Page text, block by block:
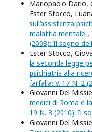
Mariopaolo Dario,
Ester Stocco,
sull’assistenza
malattia mentale ,
(2008): Il sogno
Ester Stocco,
la seconda legge
psichiatria alla
farfalla: V. 17 N. 2
Giovanni Del
medici di Roma e
19 N. 3 (2010): Il
Giovanni Del